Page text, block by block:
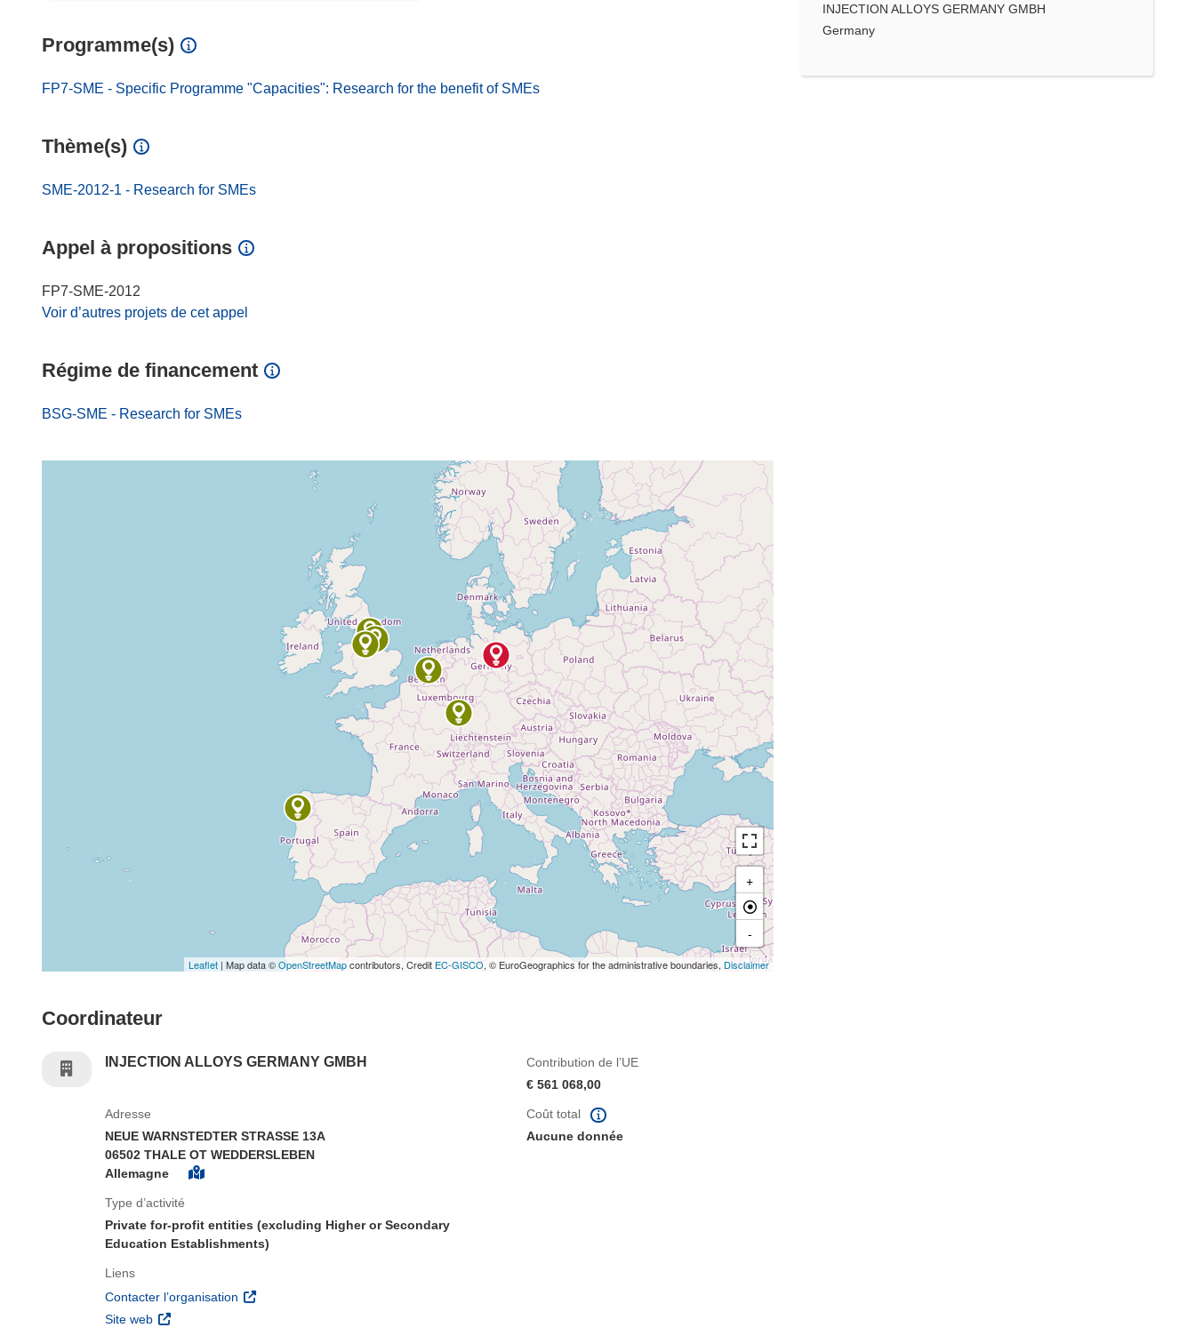
INJECTION ALLOYS GERMANY GMBH
Germany
Programme(s)
FP7-SME - Specific Programme "Capacities": Research for the benefit of SMEs
Thème(s)
SME-2012-1 - Research for SMEs
Appel à propositions
FP7-SME-2012
Voir d’autres projets de cet appel
Régime de financement
BSG-SME - Research for SMEs
+
-
Leaflet | Map data ©OpenStreetMapcontributors, Credit EC-GISCO, © EuroGeographics for the administrative boundaries, Disclaimer
Coordinateur
INJECTION ALLOYS GERMANY GMBH
Contribution de l’UE
€ 561 068,00
Adresse
NEUE WARNSTEDTER STRASSE 13A
06502 THALE OT WEDDERSLEBEN
Allemagne
Type d’activité
Private for-profit entities (excluding Higher or Secondary
Education Establishments)
Liens
Contacter l’organisation (s’ouvre dans une nouvelle fenêtre)
Site web (s’ouvre dans une nouvelle fenêtre)
Coût total
Aucune donnée